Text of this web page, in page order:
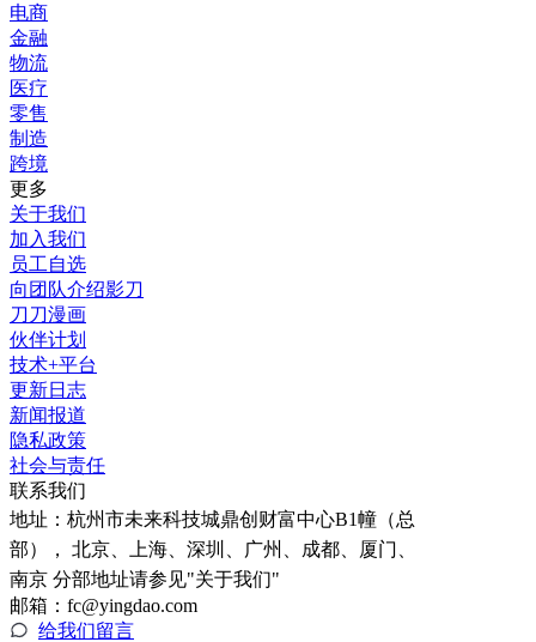
电商
金融
物流
医疗
零售
制造
跨境
更多
关于我们
加入我们
员工自选
向团队介绍影刀
刀刀漫画
伙伴计划
技术+平台
更新日志
新闻报道
隐私政策
社会与责任
联系我们
地址： 杭州市未来科技城鼎创财富中心B1幢（总
部）， 北京、上海、深圳、广州、成都、厦门、
南京 分部地址请参见"关于我们"
邮箱：fc@yingdao.com
给我们留言